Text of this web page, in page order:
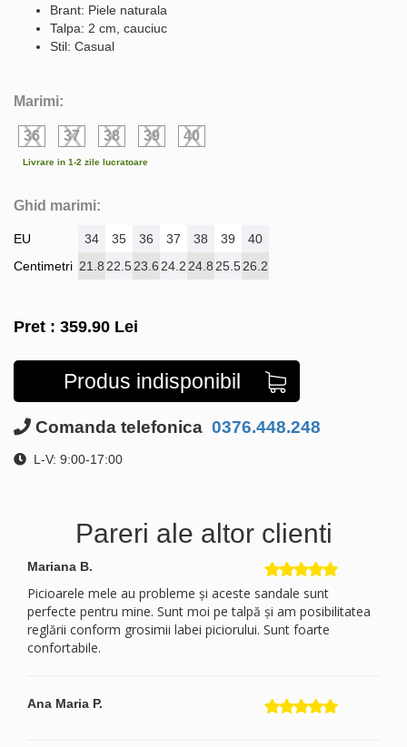
Brant: Piele naturala
Talpa: 2 cm, cauciuc
Stil: Casual
Marimi:
36 37 38 39 40
Livrare in 1-2 zile lucratoare
Ghid marimi:
EU
Centimetri
34 35 36 37 38 39
40
21.8 22.523.6 24.2 24.8 25.526.2
Pret : 359.90 Lei
Produs indisponibil
Comanda telefonica 0376.448.248
L-V: 9:00-17:00
Pareri ale altor clienti
Mariana B.
Picioarele mele au probleme și aceste sandale sunt
perfecte pentru mine. Sunt moi pe talpă și am posibilitatea
reglării conform grosimii labei piciorului. Sunt foarte
confortabile.
Ana Maria P.